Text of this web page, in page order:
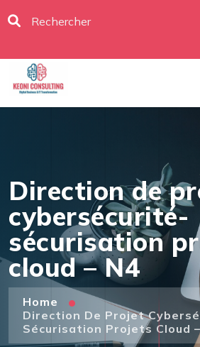
Direction de
cybersécurité-
sécurisation
cloud – N4
Home
Direction De Projet
Sécurisation Projets Cloud